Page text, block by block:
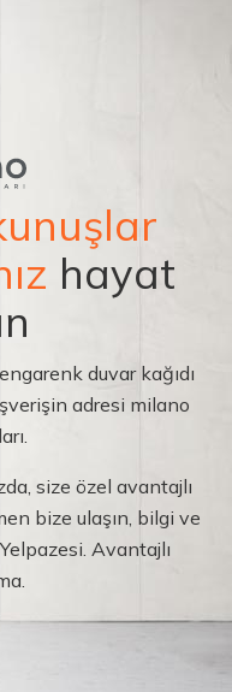
hayat
duvar kağıdı
adresi milano
size özel avantajlı
bize ulaşın, bilgi ve
Avantajlı